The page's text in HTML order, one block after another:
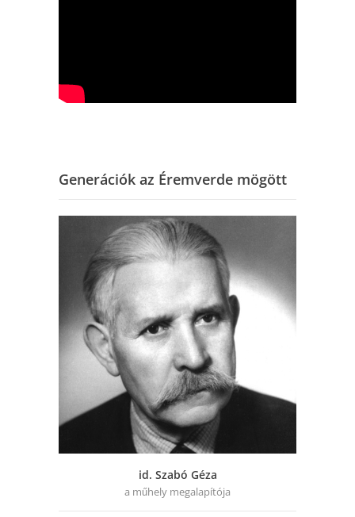
Generációk az Éremverde mögött
id. Szabó Géza
a műhely megalapítója